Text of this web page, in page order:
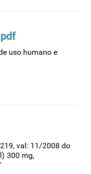
uso humano e
val: 11/2008 do
300 mg,